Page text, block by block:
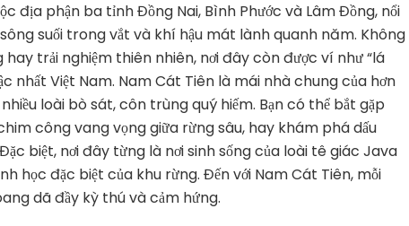
Nhớ
địa phận ba tỉnh Đồng Nai, Bình Phước và Lâm Đồng, nổi
suối trong vắt và khí hậu mát lành quanh năm. Không
trải nghiệm thiên nhiên, nơi đây còn được ví như “lá
nhất Việt Nam. Nam Cát Tiên là mái nhà chung của hơn
loài bò sát, côn trùng quý hiếm. Bạn có thể bắt gặp
công vang vọng giữa rừng sâu, hay khám phá dấu
biệt, nơi đây từng là nơi sinh sống của loài tê giác Java
học đặc biệt của khu rừng. Đến với Nam Cát Tiên, mỗi
dã đầy kỳ thú và cảm hứng.